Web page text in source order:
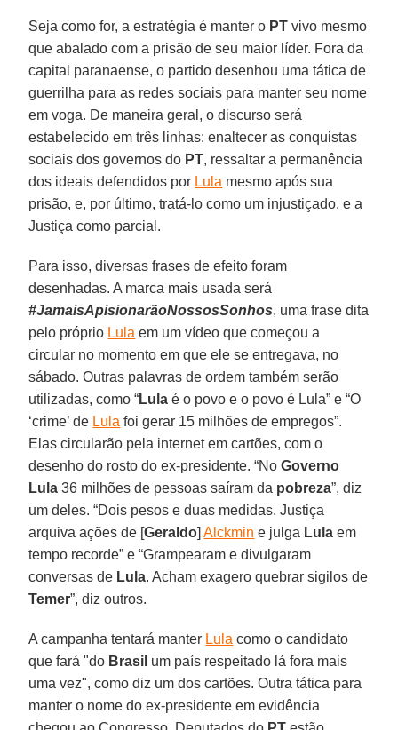
Seja como for, a estratégia é manter o PT vivo mesmo
que abalado com a prisão de seu maior líder. Fora da
capital paranaense, o partido desenhou uma tática de
guerrilha para as redes sociais para manter seu nome
em voga. De maneira geral, o discurso será
estabelecido em três linhas: enaltecer as conquistas
sociais dos governos do PT, ressaltar a permanência
dos ideais defendidos por Lula mesmo após sua
prisão, e, por último, tratá-lo como um injustiçado, e a
Justiça como parcial.
Para isso, diversas frases de efeito foram
desenhadas. A marca mais usada será
#JamaisApisionarãoNossosSonhos, uma frase dita
pelo próprio Lula em um vídeo que começou a
circular no momento em que ele se entregava, no
sábado. Outras palavras de ordem também serão
utilizadas, como “Lula é o povo e o povo é Lula” e “O
‘crime’ de Lula foi gerar 15 milhões de empregos”.
Elas circularão pela internet em cartões, com o
desenho do rosto do ex-presidente. “NoGoverno
Lula 36 milhões de pessoas saíram da pobreza”, diz
um deles. “Dois pesos e duas medidas. Justiça
arquiva ações de [Geraldo]Alckmin e julga Lula em
tempo recorde” e “Grampearam e divulgaram
conversas de Lula. Acham exagero quebrar sigilos de
Temer”, diz outros.
A campanha tentará manter Lula como o candidato
que fará "do Brasil um país respeitado lá fora mais
uma vez", como diz um dos cartões. Outra tática para
manter o nome do ex-presidente em evidência